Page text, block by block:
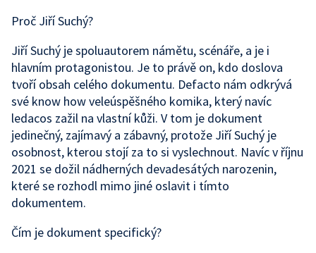
Proč Jiří Suchý?
Jiří Suchý je spoluautorem námětu, scénáře, a je i
hlavním protagonistou. Je to právě on, kdo doslova
tvoří obsah celého dokumentu. Defacto nám odkrývá
své know how veleúspěšného komika, který navíc
ledacos zažil na vlastní kůži. V tom je dokument
jedinečný, zajímavý a zábavný, protože Jiří Suchý je
osobnost, kterou stojí za to si vyslechnout. Navíc v říjnu
2021 se dožil nádherných devadesátých narozenin,
které se rozhodl mimo jiné oslavit i tímto
dokumentem.
Čím je dokument specifický?